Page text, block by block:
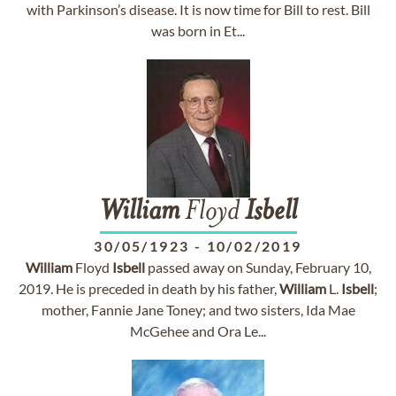
with Parkinson’s disease. It is now time for Bill to rest. Bill
was born in Et...
WilliamFloydIsbell
30/05/1923 - 10/02/2019
WilliamFloyd Isbellpassed away on Sunday, February 10,
2019. He is preceded in death by his father,William L. Isbell;
mother, Fannie Jane Toney; and two sisters, Ida Mae
McGehee and Ora Le...